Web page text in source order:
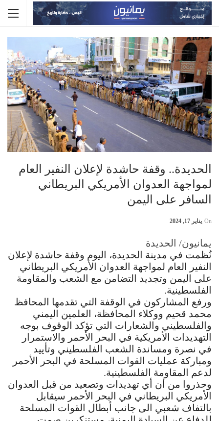
الحديدة.. وقفة حاشدة لإعلان النفير العام
لمواجهة العدوان الأمريكي البريطاني
السافر على اليمن
On يناير 17, 2024
يمانيون/ الحديدة
نُظمت في مدينة الحديدة، اليوم وقفة حاشدة لإعلان
النفير العام لمواجهة العدوان الأمريكي البريطاني
على اليمن وتجديد التضامن مع الشعب والمقاومة
الفلسطينية.
ورفع المشاركون في الوقفة التي تقدمها المحافظ
محمد قحيم ووكلاء المحافظة، العلمين اليمني
والفلسطيني والشعارات التي تؤكد الوقوف بوجه
التهديدات الأمريكية في البحر الأحمر والاستمرار
في نصرة ومساندة الشعب الفلسطيني وتأييد
ومباركة عمليات القوات المسلحة في البحر الأحمر
لدعم المقاومة الفلسطينية.
وحذروا من أن أي تهديدات وتصعيد من قبل العدوان
الأمريكي البريطاني في البحر الأحمر سيقابل
بالتفاف شعبي الى جانب أبطال القوات المسلحة